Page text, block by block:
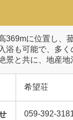
369mに位置し、
浴も可能で、多
景と共に、地産
希望荘
059-392-